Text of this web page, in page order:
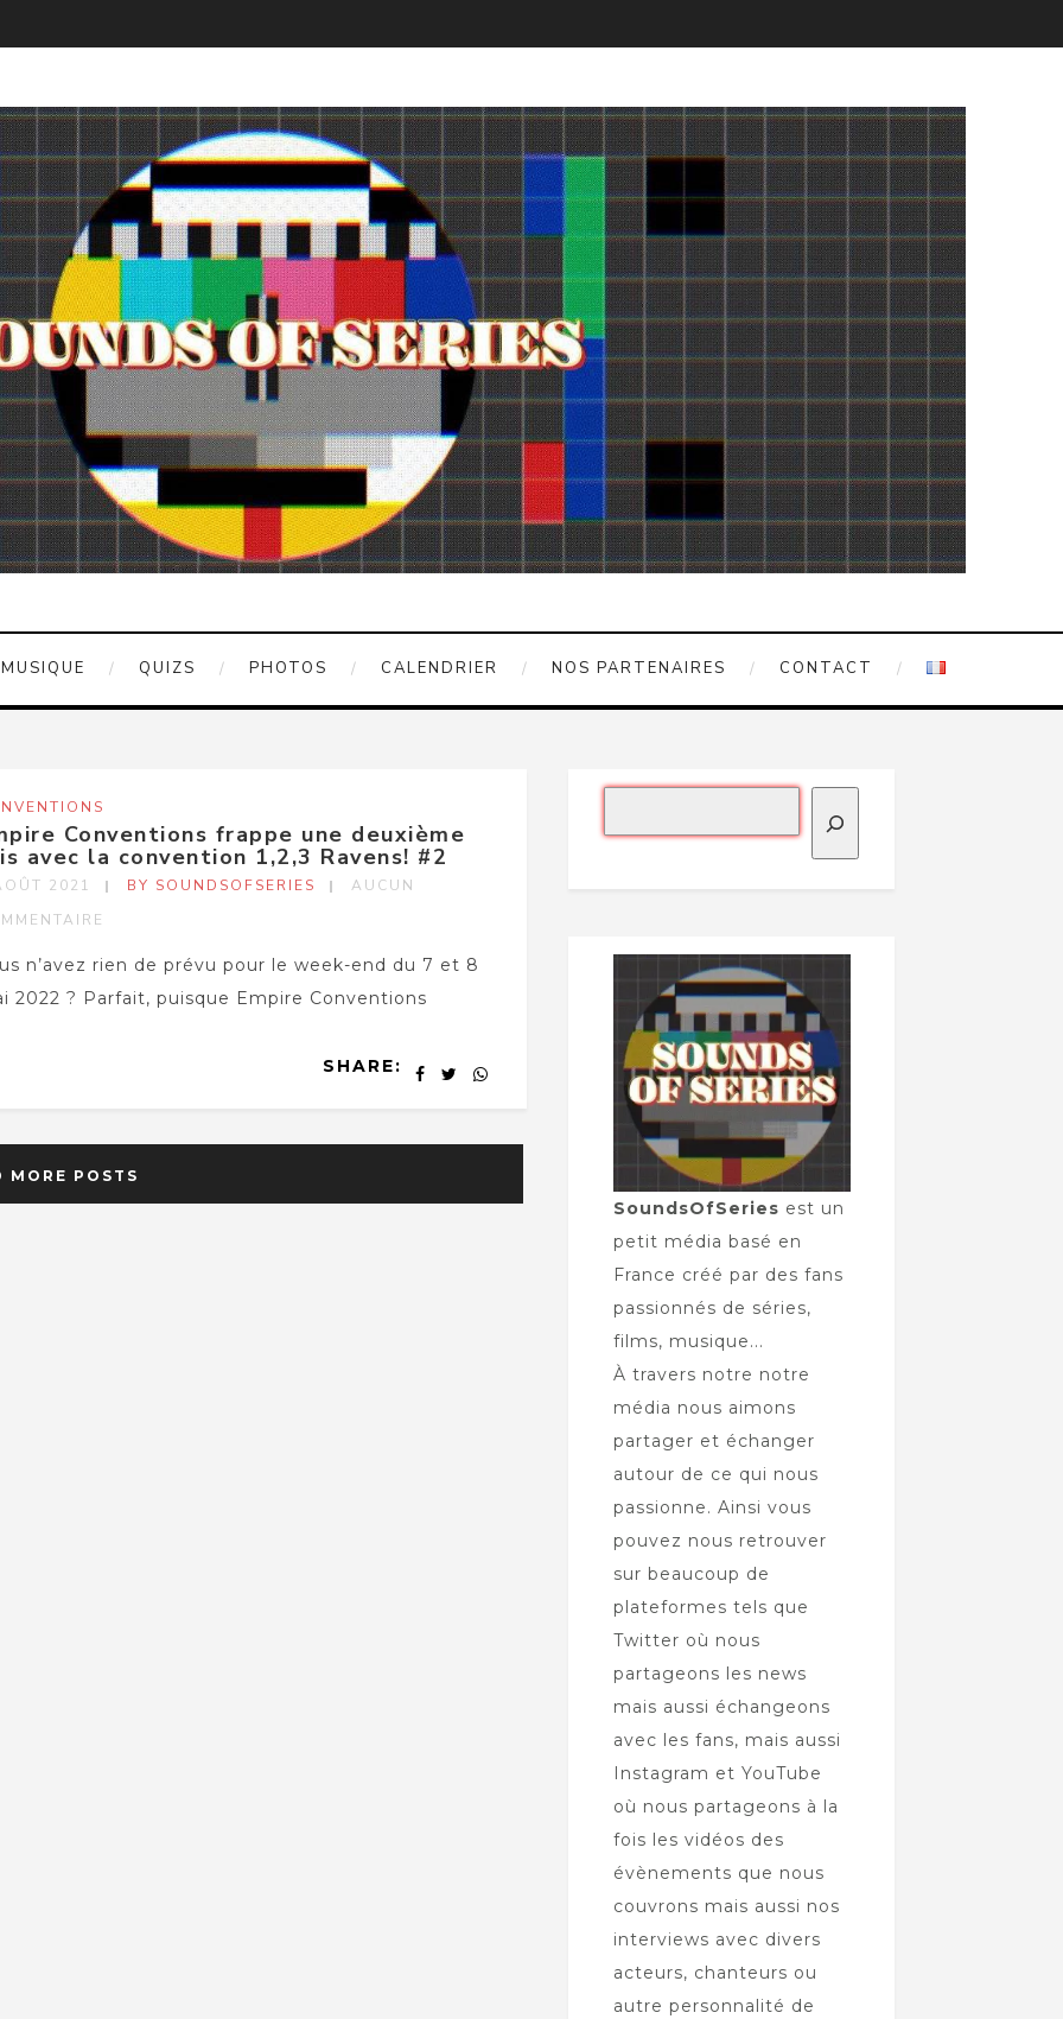
MUSIQUE QUIZS PHOTOS CALENDRIER NOS PARTENAIRES CONTACT
Conventions frappe une deuxième
avec la convention 1,2,3 Ravens! #2
2021 BY SOUNDSOFSERIES
AUCUN
n’avez rien de prévu pour le week-end du 7 et 8
2022 ? Parfait, puisque Empire Conventions
SHARE:
MORE POSTS
SoundsOfSeries est un
petit média basé en
France créé par des fans
passionnés de séries,
films, musique...
À travers notre notre
média nous aimons
partager et échanger
autour de ce qui nous
passionne. Ainsi vous
pouvez nous retrouver
sur beaucoup de
plateformes tels que
Twitter où nous
partageons les news
mais aussi échangeons
avec les fans, mais aussi
Instagram et YouTube
où nous partageons à la
fois les vidéos des
évènements que nous
couvrons mais aussi nos
interviews avec divers
acteurs, chanteurs ou
autre personnalité de